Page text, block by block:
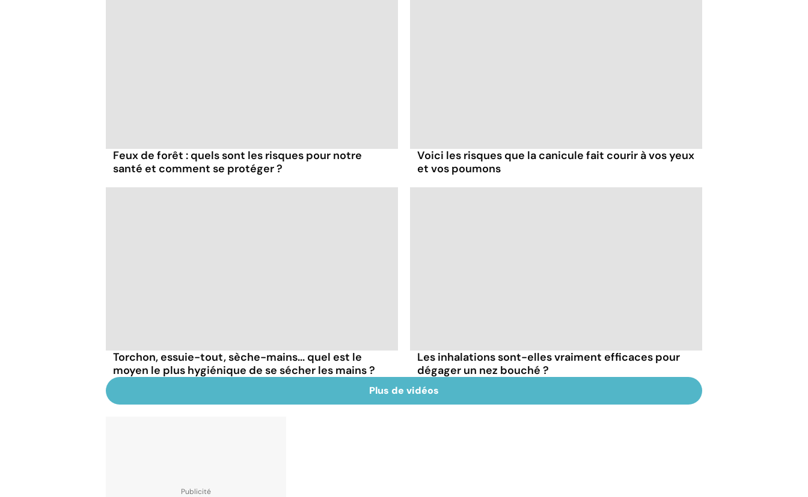
Feux de forêt : quels sont les risques pour notre
santé et comment se protéger ?
Voici les risques que la canicule fait courir à vos yeux
et vos poumons
Torchon, essuie-tout, sèche-mains... quel est le
moyen le plus hygiénique de se sécher les mains ?
Les inhalations sont-elles vraiment efficaces pour
dégager un nez bouché ?
Plus de vidéos